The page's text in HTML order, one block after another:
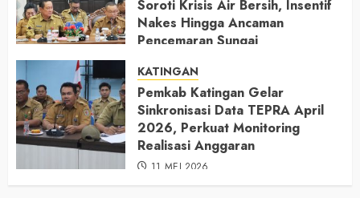
Soroti Krisis Air Bersih, Insentif
Nakes Hingga Ancaman
Pencemaran Sungai
KATINGAN
Pemkab Katingan Gelar
Sinkronisasi Data TEPRA April
2026, Perkuat Monitoring
Realisasi Anggaran
11 MEI 2026